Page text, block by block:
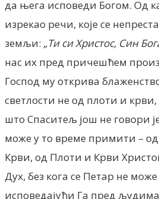
да њега исповеди Богом. Од
изрекао речи, које се
земљи: „Ти си Христос, Син
нас их пред причешћем
Господ му открива
светлости не од плоти и
што Спаситељ још не говори
може у то време примити –
Крви, од Плоти и Крви
Дух, без кога се Петар не
исповедајући Га пред